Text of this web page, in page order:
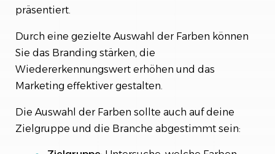
präsentiert.
Durch eine gezielte Auswahl der Farben können
Sie das Branding stärken, die
Wiedererkennungswert erhöhen und das
Marketing effektiver gestalten.
Die Auswahl der Farben sollte auch auf deine
Zielgruppe und die Branche abgestimmt sein: